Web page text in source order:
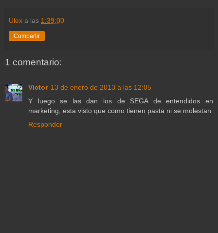
Ulex a las 1:39:00
Compartir
1 comentario:
Victor 13 de enero de 2013 a las 12:05
Y luego se las dan los de SEGA de entendidos en
marketing, esta visto que como tienen pasta ni se molestan
Responder